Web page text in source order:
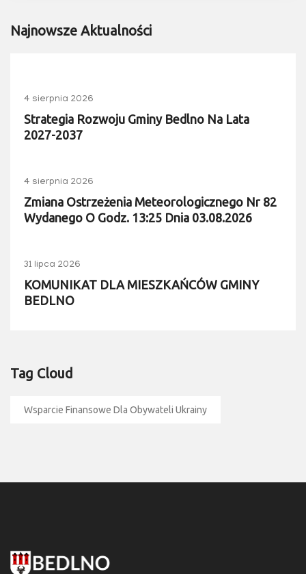
Najnowsze Aktualności
4 sierpnia 2026
Strategia Rozwoju Gminy Bedlno Na Lata
2027-2037
4 sierpnia 2026
Zmiana Ostrzeżenia Meteorologicznego Nr 82
Wydanego O Godz. 13:25 Dnia 03.08.2026
31 lipca 2026
KOMUNIKAT DLA MIESZKAŃCÓW GMINY
BEDLNO
Tag Cloud
Wsparcie Finansowe Dla Obywateli Ukrainy